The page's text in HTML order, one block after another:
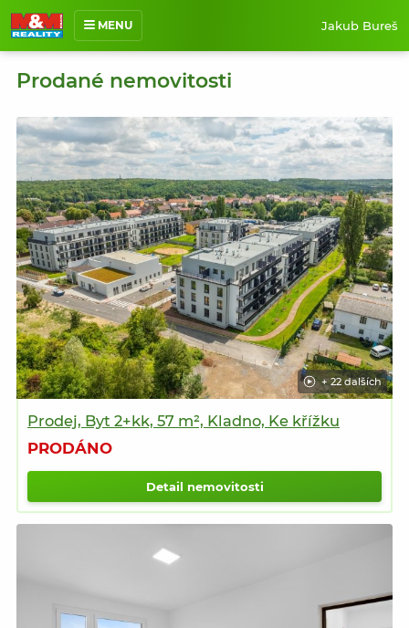
MENU
O mně
Prodané nemovitosti
Reference
Jak pracuji
Kontakt
Jakub Bureš
Prodané nemovitosti
+ 22 dalších
Prodej, Byt 2+kk, 57 m², Kladno, Ke křížku
PRODÁNO
Detail nemovitosti